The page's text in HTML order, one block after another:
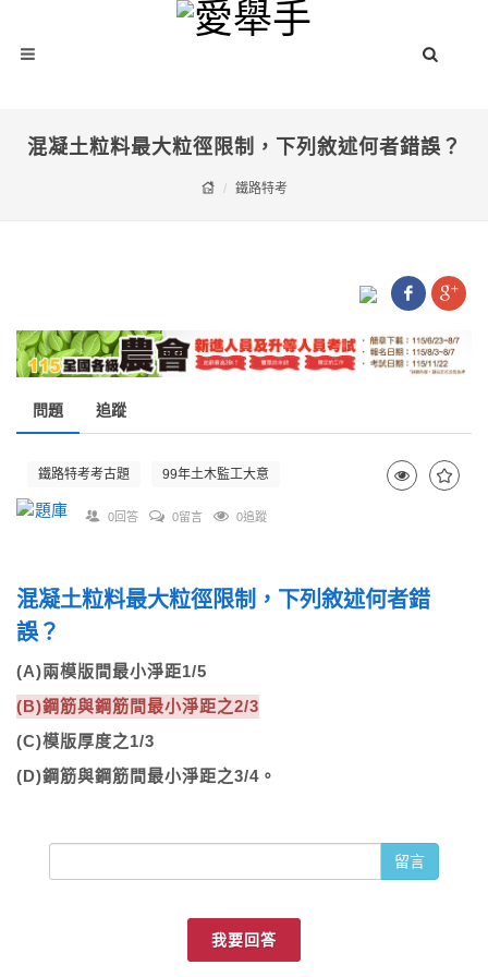
混凝土粒料最大粒徑限制，下列敘述何者錯誤？
鐵路特考
問題 追蹤
鐵路特考考古題 99年土木監工大意
0回答 0留言 0追蹤
混凝土粒料最大粒徑限制，下列敘述何者錯
誤？
(A)兩模版間最小淨距1/5
(B)鋼筋與鋼筋間最小淨距之2/3
(C)模版厚度之1/3
(D)鋼筋與鋼筋間最小淨距之3/4。
留言
我要回答